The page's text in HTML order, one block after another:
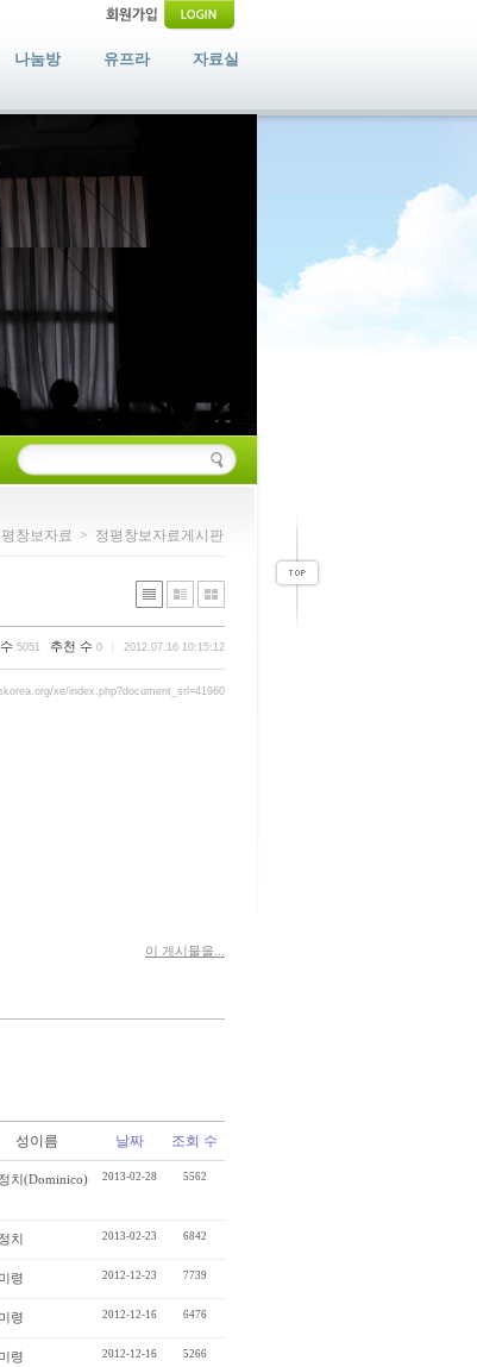
나눔방 유프라 자료실
창보자료 > 정평창보자료게시판
5051 추천 수 0 2012.07.16 10:15:12
xe/index.php?document_srl=41960
이 게시물을...
성이름 날짜 조회 수
치(Dominico) 2013-02-28 5562
치 2013-02-23 6842
령 2012-12-23 7739
령 2012-12-16 6476
령 2012-12-16 5266